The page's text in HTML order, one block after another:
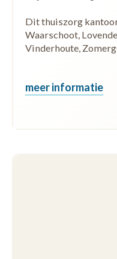
Dit thuiszorg
Waarschoot,
Vinderhoute,
meer informatie